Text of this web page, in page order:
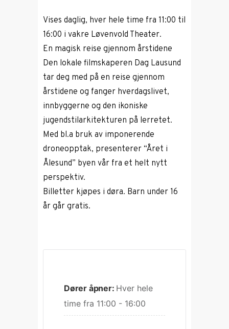
Vises daglig, hver hele time fra 11:00 til
16:00 i vakre Løvenvold Theater.
En magisk reise gjennom årstidene
Den lokale filmskaperen Dag Lausund
tar deg med på en reise gjennom
årstidene og fanger hverdagslivet,
innbyggerne og den ikoniske
jugendstilarkitekturen på lerretet.
Med bl.a bruk av imponerende
droneopptak, presenterer “Året i
Ålesund” byen vår fra et helt nytt
perspektiv.
Billetter kjøpes i døra. Barn under 16
år går gratis.
Dører åpner: Hver hele
time fra 11:00 - 16:00